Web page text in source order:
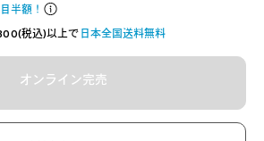
半額！
税込)以上で 日本全国送料無料
オンライン完売